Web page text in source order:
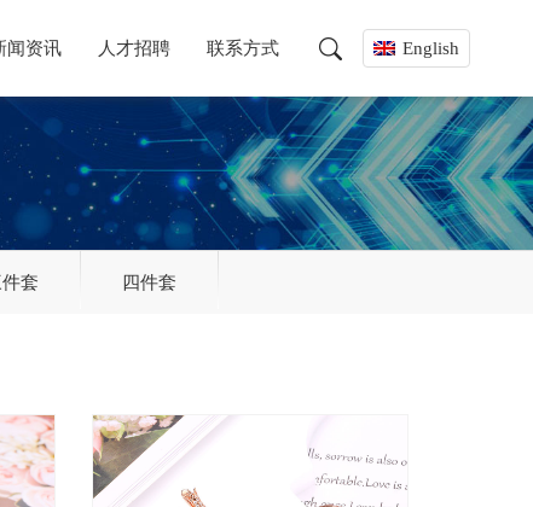
闻资讯 人才招聘 联系方式 English
套 四件套